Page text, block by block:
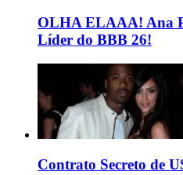
OLHA ELAAA! Ana
Líder do BBB 26!
Contrato Secreto de